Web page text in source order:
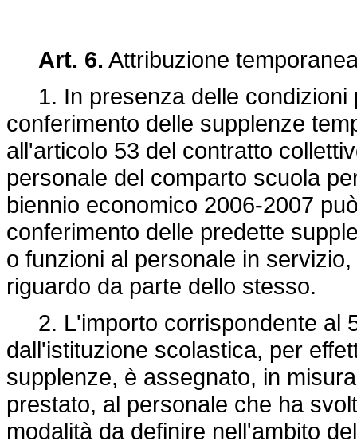
Art. 6. Attribuzione
1. In presenza delle condizioni
conferimento delle supplenze
all'articolo 53 del contratto
personale del comparto scuola
biennio economico 2006-2007
conferimento delle predette
o funzioni al personale in
riguardo da parte dello stesso.
2. L'importo corrispondente al
dall'istituzione scolastica, per
supplenze, è assegnato, in
prestato, al personale che ha
modalità da definire nell'ambito